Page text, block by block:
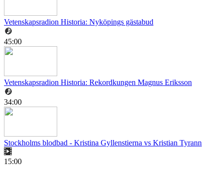
Vetenskapsradion Historia: Nyköpings gästabud
45:00
Vetenskapsradion Historia: Rekordkungen Magnus Eriksson
34:00
Stockholms blodbad - Kristina Gyllenstierna vs Kristian Tyrann
15:00